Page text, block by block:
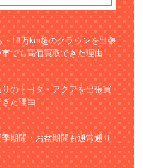
18万km超のクラウンを出張
でも高価買取できた理由
のトヨタ・アクアを出張買
た理由
期間・お盆期間も通常通り